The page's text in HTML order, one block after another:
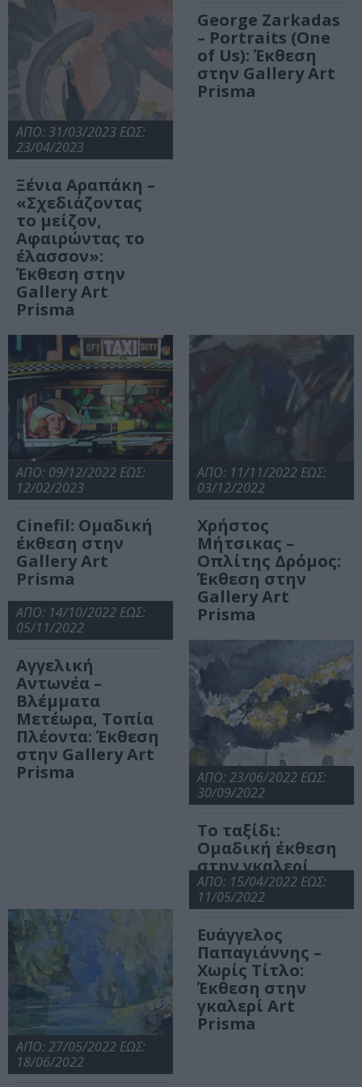
ΑΠΟ: 31/03/2023 ΕΩΣ:
23/04/2023
Ξένια Αραπάκη –
«Σχεδιάζοντας
το μείζον,
Αφαιρώντας το
έλασσον»:
Έκθεση στην
Gallery Art
Prisma
George Zarkadas
– Portraits (One
of Us): Έκθεση
στην Gallery Art
Prisma
ΑΠΟ: 09/12/2022 ΕΩΣ:
12/02/2023
Cinefil: Ομαδική
έκθεση στην
Gallery Art
Prisma
ΑΠΟ: 11/11/2022 ΕΩΣ:
03/12/2022
Χρήστος
Μήτσικας –
Οπλίτης Δρόμος:
Έκθεση στην
Gallery Art
Prisma
ΑΠΟ: 14/10/2022 ΕΩΣ:
05/11/2022
Αγγελική
Αντωνέα –
Βλέμματα
Μετέωρα, Τοπία
Πλέοντα: Έκθεση
στην Gallery Art
Prisma
ΑΠΟ: 23/06/2022 ΕΩΣ:
30/09/2022
Το ταξίδι:
Ομαδική έκθεση
στην γκαλερί
ArtPrisma
ΑΠΟ: 27/05/2022 ΕΩΣ:
18/06/2022
ΑΠΟ: 15/04/2022 ΕΩΣ:
11/05/2022
Ευάγγελος
Παπαγιάννης –
Χωρίς Τίτλο:
Έκθεση στην
γκαλερί Art
Prisma